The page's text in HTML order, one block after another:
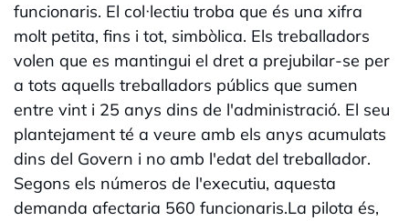
funcionaris. El col·lectiu troba que és una xifra
molt petita, fins i tot, simbòlica. Els treballadors
volen que es mantingui el dret a prejubilar-se per
a tots aquells treballadors públics que sumen
entre vint i 25 anys dins de l'administració. El seu
plantejament té a veure amb els anys acumulats
dins del Govern i no amb l'edat del treballador.
Segons els números de l'executiu, aquesta
demanda afectaria 560 funcionaris.La pilota és,